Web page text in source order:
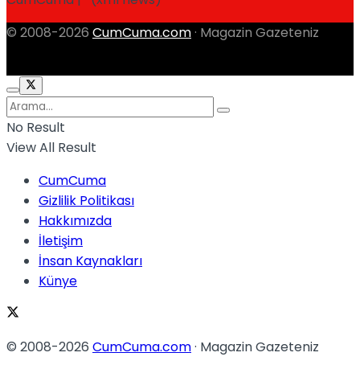
© 2008-2026 CumCuma.com · Magazin Gazeteniz
No Result
View All Result
CumCuma
Gizlilik Politikası
Hakkımızda
İletişim
İnsan Kaynakları
Künye
© 2008-2026 CumCuma.com· Magazin Gazeteniz